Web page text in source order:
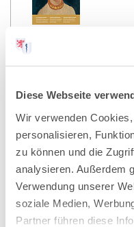
Diese Webseite
Wir verwenden
personalisieren,
zu können und die
analysieren. Außerdem
Verwendung unserer
soziale Medien,
Partner führen diese
Artikel geschrieben
Redaktion HÄBL